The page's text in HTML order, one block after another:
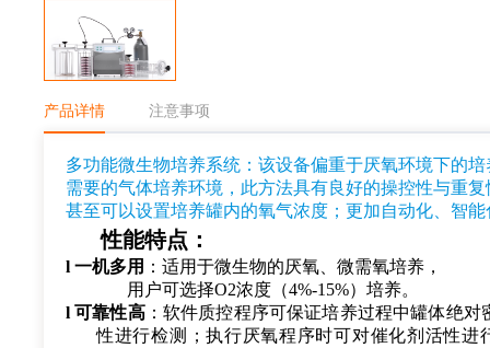
产品详情 注意事项
多功能微生物培养系统：该设备偏重于厌氧环境下的
需要的气体培养环境，此方法具有良好的操控性与重
甚至可以设置培养罐内的氧气浓度；更加自动化、智能
性能特点：
l 一机多用 ：适用于微生物的厌氧、微需氧培养，
用户可选择O2浓度 （4%-15%）培养。
l可靠性高： 软件质控程序可保证培养过程中罐体绝对
性进行检测；执行厌氧程序时可对催化剂活性进